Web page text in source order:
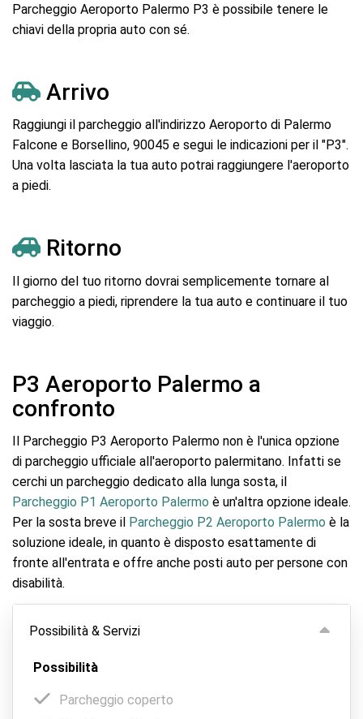
Parcheggio Aeroporto Palermo P3 è possibile tenere le
chiavi della propria auto con sé.
Arrivo
Raggiungi il parcheggio all'indirizzo Aeroporto di Palermo
Falcone e Borsellino, 90045 e segui le indicazioni per il "P3".
Una volta lasciata la tua auto potrai raggiungere l'aeroporto
a piedi.
Ritorno
Il giorno del tuo ritorno dovrai semplicemente tornare al
parcheggio a piedi, riprendere la tua auto e continuare il tuo
viaggio.
P3 Aeroporto Palermo a
confronto
Il Parcheggio P3 Aeroporto Palermo non è l'unica opzione
di parcheggio ufficiale all'aeroporto palermitano. Infatti se
cerchi un parcheggio dedicato alla lunga sosta, il
Parcheggio P1 Aeroporto Palermo è un'altra opzione ideale.
Per la sosta breve il Parcheggio P2 Aeroporto Palermo è la
soluzione ideale, in quanto è disposto esattamente di
fronte all'entrata e offre anche posti auto per persone con
disabilità.
Possibilità & Servizi
Possibilità
Parcheggio coperto